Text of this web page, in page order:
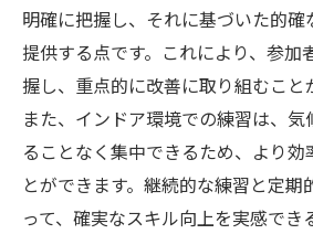
明確に把握し、それに基づいた的確
提供する点です。これにより、参加
握し、重点的に改善に取り組むこと
また、インドア環境での練習は、
ることなく集中できるため、より効
とができます。継続的な練習と定期
って、確実なスキル向上を実感でき